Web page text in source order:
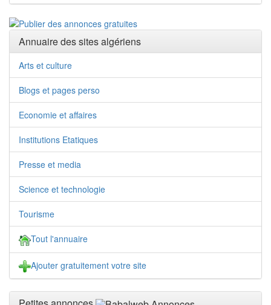
Annuaire des sites algériens
Arts et culture
Blogs et pages perso
Economie et affaires
Institutions Etatiques
Presse et media
Science et technologie
Tourisme
Tout l'annuaire
Ajouter gratuitement votre site